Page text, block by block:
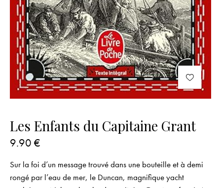
Les Enfants du Capitaine Grant
9.90 €
Sur la foi d’un message trouvé dans une bouteille et à demi
rongé par l’eau de mer, le Duncan, magnifique yacht